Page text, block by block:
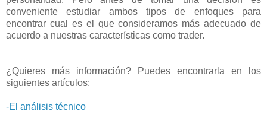
conveniente estudiar ambos tipos de enfoques para
encontrar cual es el que consideramos más adecuado de
acuerdo a nuestras características como trader.
¿Quieres más información? Puedes encontrarla en los
siguientes artículos:
-El análisis técnico